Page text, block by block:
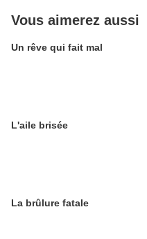
Vous aimerez aussi
Un rêve qui fait mal
L'aile brisée
La brûlure fatale